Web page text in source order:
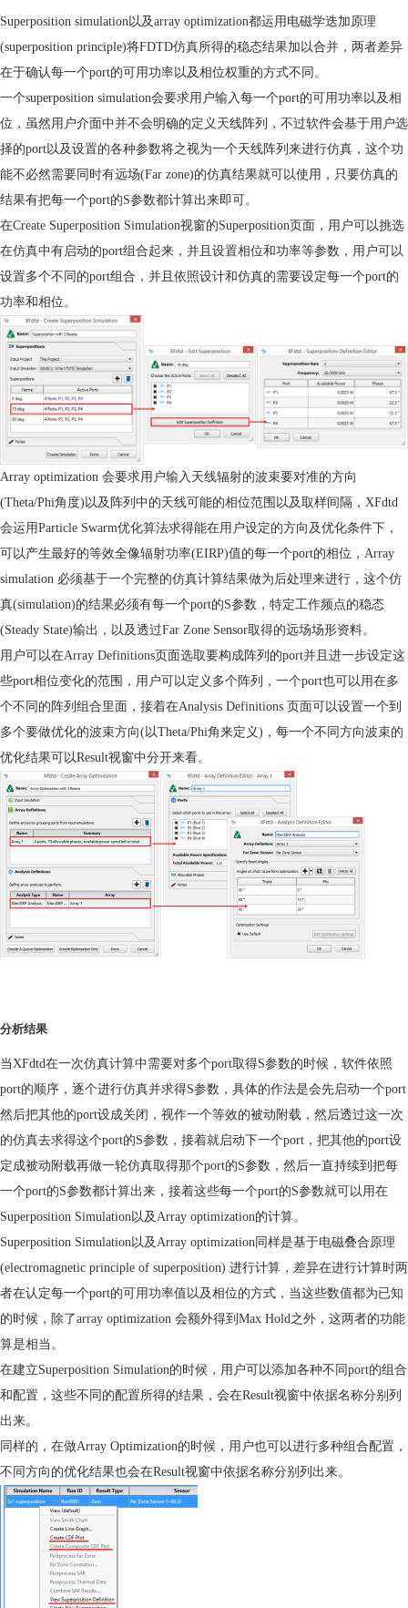
Superposition simulation 以及array optimization都运用电磁学迭加原理
(superposition principle)将FDTD仿真所得的稳态结果加以合并，两者差异
在于确认每一个port的可用功率以及相位权重的方式不同。
一个superposition simulation会要求用户输入每一个port的可用功率以及相
位，虽然用户介面中并不会明确的定义天线阵列，不过软件会基于用户选
择的port以及设置的各种参数将之视为一个天线阵列来进行仿真 ，这个功
能不必然需要同时有远场(Far zone)的仿真结果就可以使用，只要仿真的
结果有把每一个port的S参数都计算出来即可。
在Create Superposition Simulation视窗的Superposition页面，用户可以挑选
在仿真中有启动的port组合起来，并且设置相位和功率等参数，用户可以
设置多个不同的port组合，并且依照设计和仿真的需要设定每一个port的
功率和相位。
Array optimization 会要求用户输入天线辐射的波束要对准的方向
(Theta/Phi角度) 以及阵列中的天线可能的相位范围以及取样间隔， XFdtd
会运用Particle Swarm优化算法求得能在用户设定的方向及优化条件下，
可以产生最好的等效全像辐射功率(EIRP)值的每一个port的相位， Array
simulation 必须基于一个完整的仿真计算结果做为后处理来进行，这个仿
真(simulation)的结果必须有每一个port的S参数，特定工作频点的稳态
(Steady State)输出，以及透过Far Zone Sensor取得的远场场形资料。
用户可以在Array Definitions页面选取要构成阵列的port并且进一步设定这
些port相位变化的范围，用户可以定义多个阵列，一个port也可以用在多
个不同的阵列组合里面，接着在Analysis Definitions 页面可以设置一个到
多个要做优化的波束方向(以Theta/Phi角来定义) ，每一个不同方向波束的
优化结果可以Result视窗中分开来看。
分析结果
当 XFdtd在一次仿真计算中需要对多个port取得S参数的时候， 软件依照
port的顺序，逐个进行仿真并求得S参数，具体的作法是会先启动一个port
然后把其他的port设成关闭，视作一个等效的被动附载，然后透过这一次
的仿真去求得这个port的S参数，接着就启动下一个port ，把其他的port设
定成被动附载再做一轮仿真取得那个port的S参数，然后一直持续到把每
一个port的S参数都计算出来，接着这些每一个port的S参数就可以用在
Superposition Simulation 以及 Array optimization的计算。
Superposition Simulation 以及 Array optimization 同样是基于电磁叠合原理
(electromagnetic principle of superposition) 进行计算，差异在进行计算时两
者在认定每一个port的可用功率值以及相位的方式，当这些数值都为已知
的时候，除了array optimization 会额外得到 Max Hold 之外，这两者的功能
算是相当。
在建立Superposition Simulation的时候，用户可以添加各种不同 port的组合
和配置，这些不同的配置所得的结果，会在Result视窗中依据名称分别列
出来。
同样的，在做Array Optimization的时候，用户也可以进行多种组合配置，
不同方向的优化结果也会在Result视窗中依据名称分别列出来。